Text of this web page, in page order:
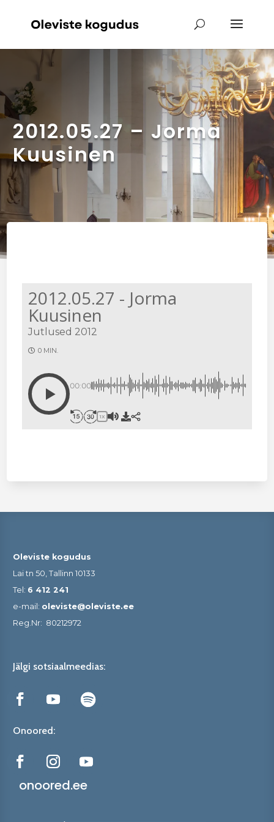
2012.05.27 – Jorma
Kuusinen
2012.05.27 - Jorma
Kuusinen
Jutlused 2012
0 MIN.
00:00
1X
Oleviste kogudus
Lai tn 50, Tallinn 10133
Tel: 6 412 241
e-mail: oleviste@oleviste.ee
Reg.Nr: 80212972
Jälgi sotsiaalmeedias:
Onoored:
onoored.ee